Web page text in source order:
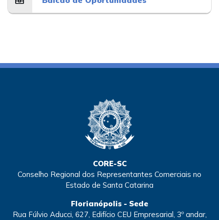
CORE-SC
Conselho Regional dos Representantes Comerciais no
Estado de Santa Catarina
Florianópolis - Sede
Rua Fúlvio Aducci, 627, Edifício CEU Empresarial, 3º andar,